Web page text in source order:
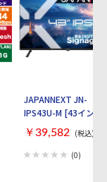
JAPANNEXT JN-
IPS43U-M [43インチ]
￥39,582 (税込)
(0)